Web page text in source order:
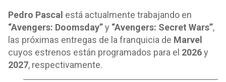
Pedro Pascal está actualmente trabajando en
“Avengers: Doomsday”y “Avengers: Secret Wars”,
las próximas entregas de la franquicia de Marvel
cuyos estrenos están programados para el 2026y
2027, respectivamente.